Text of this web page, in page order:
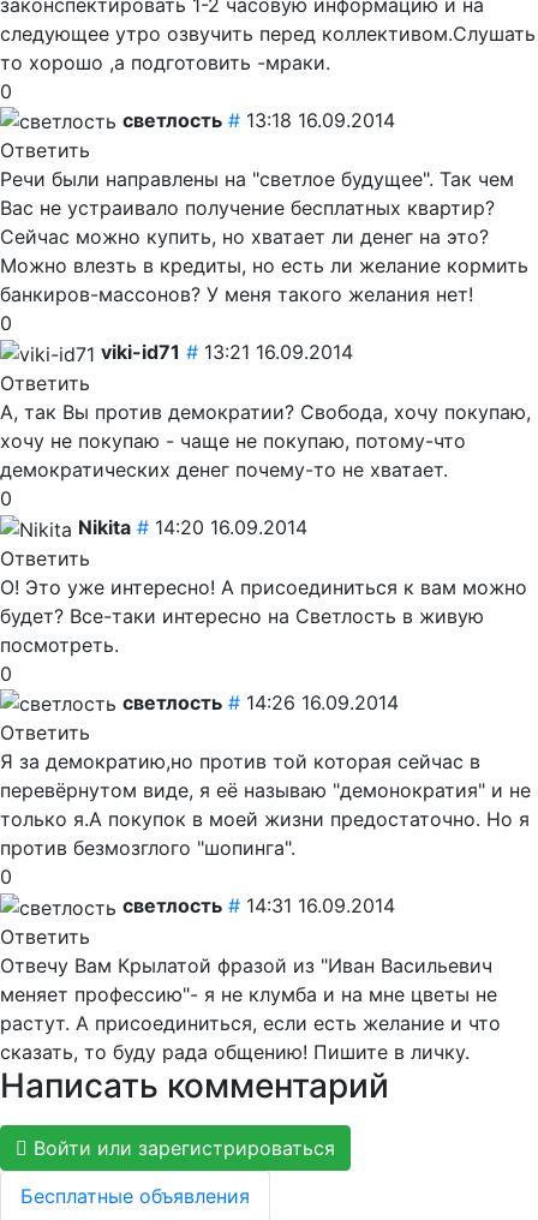
следующее утро озвучить перед коллективом.Слушать
то хорошо ,а подготовить -мраки.
0
светлость # 13:18 16.09.2014
Ответить
Речи были направлены на "светлое будущее". Так чем
Вас не устраивало получение бесплатных квартир?
Сейчас можно купить, но хватает ли денег на это?
Можно влезть в кредиты, но есть ли желание кормить
банкиров-массонов? У меня такого желания нет!
0
viki-id71 # 13:21 16.09.2014
Ответить
А, так Вы против демократии? Свобода, хочу покупаю,
хочу не покупаю - чаще не покупаю, потому-что
демократических денег почему-то не хватает.
0
Nikita # 14:20 16.09.2014
Ответить
О! Это уже интересно! А присоединиться к вам можно
будет? Все-таки интересно на Светлость в живую
посмотреть.
0
светлость # 14:26 16.09.2014
Ответить
Я за демократию,но против той которая сейчас в
перевёрнутом виде, я её называю "демонократия" и не
только я.А покупок в моей жизни предостаточно. Но я
против безмозглого "шопинга".
0
светлость # 14:31 16.09.2014
Ответить
Отвечу Вам Крылатой фразой из "Иван Васильевич
меняет профессию"- я не клумба и на мне цветы не
растут. А присоединиться, если есть желание и что
сказать, то буду рада общению! Пишите в личку.
Написать комментарий
Войти или зарегистрироваться
Бесплатные объявления